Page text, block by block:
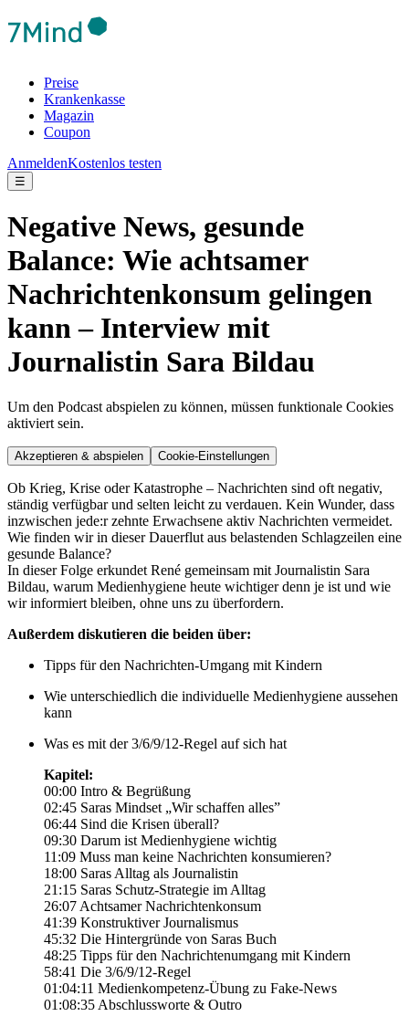
Preise
Krankenkasse
Magazin
Coupon
AnmeldenKostenlos testen
☰
Negative News, gesunde
Balance: Wie achtsamer
Nachrichtenkonsum gelingen
kann – Interview mit
Journalistin Sara Bildau
Um den Podcast abspielen zu können, müssen funktionale Cookies
aktiviert sein.
Akzeptieren & abspielen Cookie-Einstellungen
Ob Krieg, Krise oder Katastrophe – Nachrichten sind oft negativ,
ständig verfügbar und selten leicht zu verdauen. Kein Wunder, dass
inzwischen jede:r zehnte Erwachsene aktiv Nachrichten vermeidet.
Wie finden wir in dieser Dauerflut aus belastenden Schlagzeilen eine
gesunde Balance?
In dieser Folge erkundet René gemeinsam mit Journalistin Sara
Bildau, warum Medienhygiene heute wichtiger denn je ist und wie
wir informiert bleiben, ohne uns zu überfordern.
Außerdem diskutieren die beiden über:
Tipps für den Nachrichten-Umgang mit Kindern
Wie unterschiedlich die individuelle Medienhygiene aussehen
kann
Was es mit der 3/6/9/12-Regel auf sich hat
Kapitel:
00:00 Intro & Begrüßung
02:45 Saras Mindset „Wir schaffen alles”
06:44 Sind die Krisen überall?
09:30 Darum ist Medienhygiene wichtig
11:09 Muss man keine Nachrichten konsumieren?
18:00 Saras Alltag als Journalistin
21:15 Saras Schutz-Strategie im Alltag
26:07 Achtsamer Nachrichtenkonsum
41:39 Konstruktiver Journalismus
45:32 Die Hintergründe von Saras Buch
48:25 Tipps für den Nachrichtenumgang mit Kindern
58:41 Die 3/6/9/12-Regel
01:04:11 Medienkompetenz-Übung zu Fake-News
01:08:35 Abschlussworte & Outro